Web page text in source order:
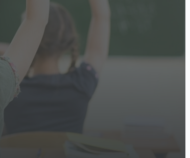
и спортивные площадки.
комплекс "Алые паруса"
салоны красоты, отделение
инфраструктура Новой